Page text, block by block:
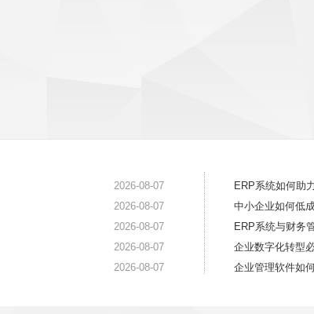
2026-08-07
2026-08-07
2026-08-07
2026-08-07
2026-08-07
ERP系统如何助
中小企业如何低
ERP系统与财务
企业数字化转型
企业管理软件如